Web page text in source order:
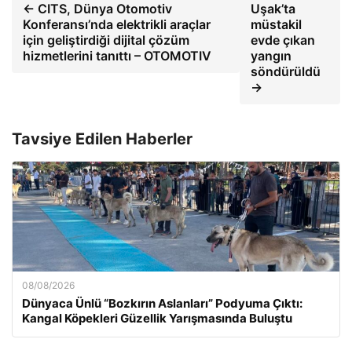
← CITS, Dünya Otomotiv
Konferansı’nda elektrikli araçlar
için geliştirdiği dijital çözüm
hizmetlerini tanıttı – OTOMOTIV
Uşak’ta
müstakil
evde çıkan
yangın
söndürüldü
→
Tavsiye Edilen Haberler
08/08/2026
Dünyaca Ünlü “Bozkırın Aslanları” Podyuma Çıktı:
Kangal Köpekleri Güzellik Yarışmasında Buluştu